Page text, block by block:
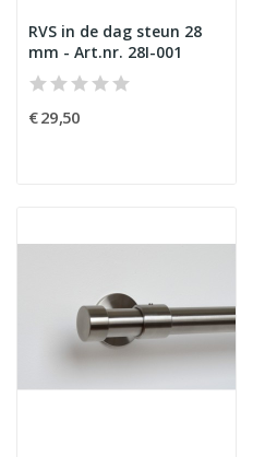
RVS in de dag steun 28
mm - Art.nr. 28I-001
€ 29,50